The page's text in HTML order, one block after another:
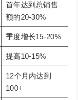
首年达到总销售
额的20-30%
季度增长15-20%
提高10-15%
12个月内达到
100+